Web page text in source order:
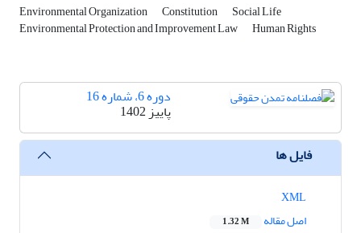
Environmental Organization Constitution Social Life
Environmental Protection and Improvement Law Human Rights
دوره 6، شماره 16
پاییز 1402
فایل ها
اصل مقاله
1.32 M